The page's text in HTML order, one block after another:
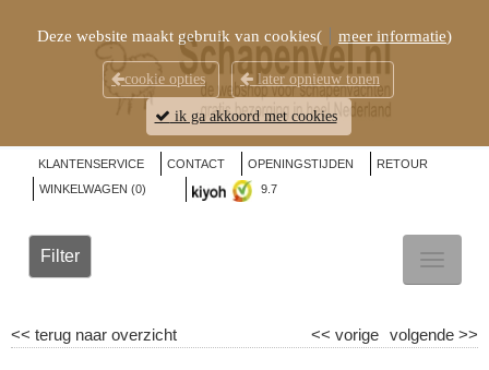
KLANTENSERVICE CONTACT OPENINGSTIJDEN
RETOUR
WINKELWAGEN (0) 9.7
Filter
<< terug naar overzicht volgende >>
<< vorige
Deze website maakt gebruik van cookies( meer informatie)
cookie opties later opnieuw tonen
ik ga akkoord met cookies